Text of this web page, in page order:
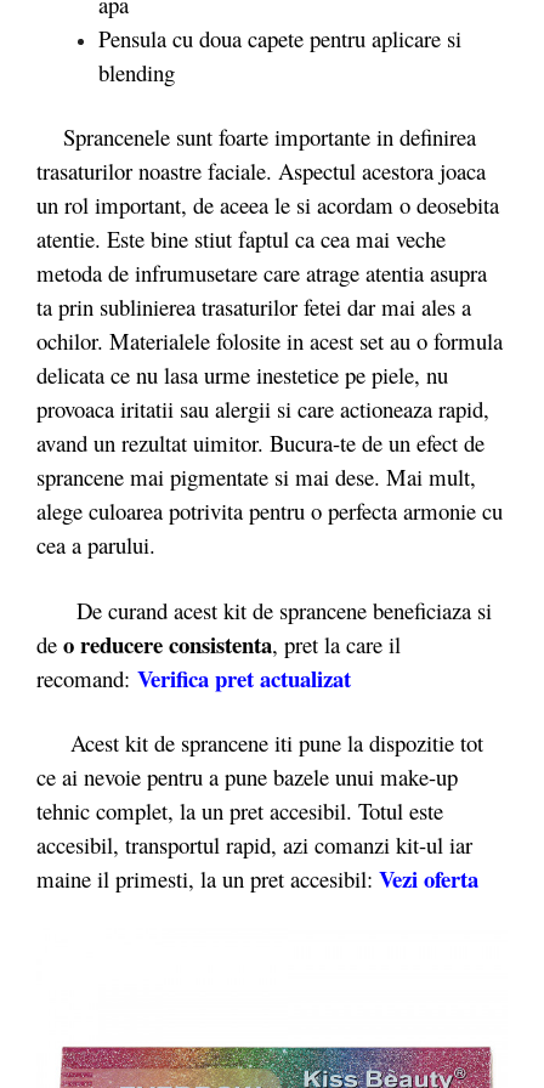
Pensula cu doua capete pentru aplicare si
blending
Sprancenele sunt foarte importante in definirea
trasaturilor noastre faciale. Aspectul acestora joaca
un rol important, de aceea le si acordam o deosebita
atentie. Este bine stiut faptul ca cea mai veche
metoda de infrumusetare care atrage atentia asupra
ta prin sublinierea trasaturilor fetei dar mai ales a
ochilor. Materialele folosite in acest set au o formula
delicata ce nu lasa urme inestetice pe piele, nu
provoaca iritatii sau alergii si care actioneaza rapid,
avand un rezultat uimitor. Bucura-te de un efect de
sprancene mai pigmentate si mai dese. Mai mult,
alege culoarea potrivita pentru o perfecta armonie cu
cea a parului.
De curand acest kit de sprancene beneficiaza si
de o reducere consistenta, pret la care il
recomand: Verifica pret actualizat
Acest kit de sprancene iti pune la dispozitie tot
ce ai nevoie pentru a pune bazele unui make-up
tehnic complet, la un pret accesibil. Totul este
accesibil, transportul rapid, azi comanzi kit-ul iar
maine il primesti, la un pret accesibil: Vezi oferta